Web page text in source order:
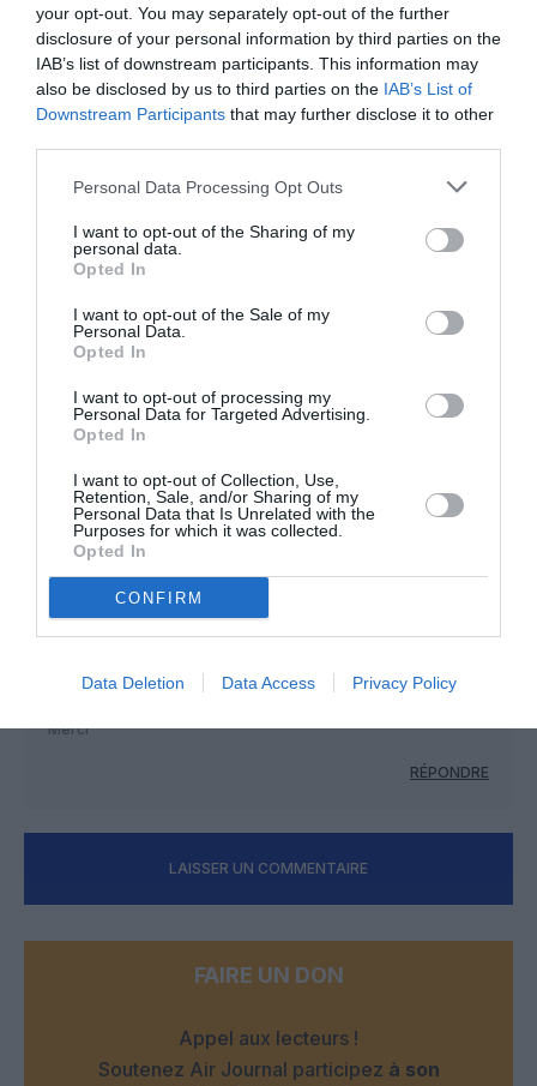
your opt-out. You may separately opt-out of the further
disclosure of your personal information by third parties on the
IAB’s list of downstream participants. This information may
also be disclosed by us to third parties on the IAB’s List of
Downstream Participants that may further disclose it to other
Personal Data Processing Opt Outs
I want to opt-out of the Sharing of my
personal data.
Opted In
I want to opt-out of the Sale of my
Personal Data.
Opted In
I want to opt-out of processing my
Personal Data for Targeted Advertising.
Opted In
I want to opt-out of Collection, Use,
Retention, Sale, and/or Sharing of my
Personal Data that Is Unrelated with the
Purposes for which it was collected.
Opted In
CONFIRM
Data Deletion Data Access Privacy Policy
NOUS SOUTENIR
PARTAGER L'ARTICLE
COMMENTAIRE(S)
Impressionnant cet ATR ouvert comme une boite de
conserve ! Bravo aux pilotes !
RÉPONDRE
Merci
RÉPONDRE
LAISSER UN COMMENTAIRE
FAIRE UN DON
Appel aux lecteurs !
Soutenez Air Journal participez à son